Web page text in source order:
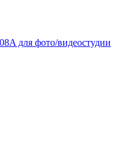
для фото/видеостудии